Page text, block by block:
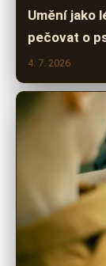
Umění jako
pečovat o
4. 7. 2026